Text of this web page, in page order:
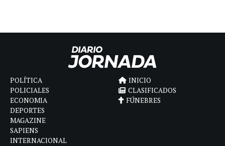
POLÍTICA
POLICIALES
ECONOMIA
DEPORTES
MAGAZINE
SAPIENS
INTERNACIONAL
INICIO
CLASIFICADOS
FÚNEBRES